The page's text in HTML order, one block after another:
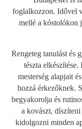
foglalkozzon. Idővel
mellé a kóstolókon
Rengeteg tanulást és
tészta
mesterség alapjait
hozzá érkezőknek.
begyakorolja és
a kovászt,
kidolgozni minden